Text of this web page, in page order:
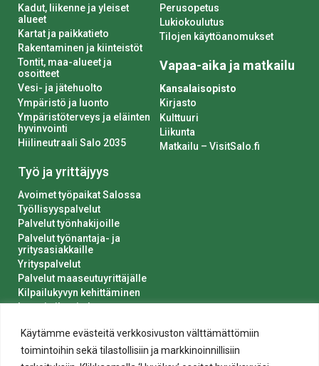
Käytämme evästeitä verkkosivuston välttämättömiin
toimintoihin sekä tilastollisiin ja markkinoinnillisiin
Kadut, liikenne ja yleiset
alueet
Kartat ja paikkatieto
Rakentaminen ja kiinteistöt
Tontit, maa-alueet ja
osoitteet
Vesi- ja jätehuolto
Ympäristö ja luonto
Ympäristöterveys ja eläinten
hyvinvointi
Hiilineutraali Salo 2035
Työ ja yrittäjyys
Avoimet työpaikat Salossa
Työllisyyspalvelut
Palvelut työnhakijoille
Palvelut työnantaja- ja
yritysasiakkaille
Yrityspalvelut
Palvelut maaseutuyrittäjälle
Kilpailukyvyn kehittäminen
Luvat ja ilmoitukset
Perusopetus
Lukiokoulutus
Tilojen käyttöanomukset
Vapaa-aika ja matkailu
Kansalaisopisto
Kirjasto
Kulttuuri
Liikunta
Matkailu – VisitSalo.fi